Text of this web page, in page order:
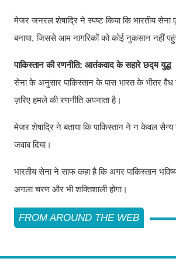
मेजर जनरल शेषाद्रि ने स्पष्ट किया कि भारतीय
बनाया, जिससे आम नागरिकों को कोई नुकसान नहीं
पाकिस्तान की रणनीति: आतंकवाद के सहारे छद्म युद्ध
सेना के अनुसार पाकिस्तान के पास भारत के भीतर वैध
ज़रिए हमले की रणनीति अपनाता है।
मेजर शेषाद्रि ने बताया कि पाकिस्तान ने न केवल सैन्य
जवाब दिया।
भारतीय सेना ने साफ कहा है कि अगर पाकिस्तान
अगला चरण और भी शक्तिशाली होगा।
FROM AROUND THE WEB